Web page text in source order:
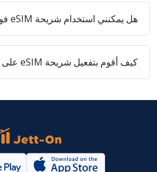
هل يمكنني استخدام شريحة eSIM فورًا بعد الشراء؟
كيف أقوم بتفعيل شريحة eSIM على جهازي؟